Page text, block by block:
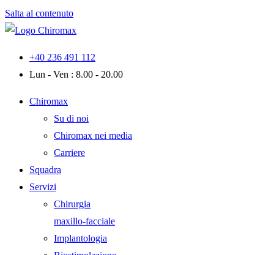
Salta al contenuto
+40 236 491 112
Lun - Ven : 8.00 - 20.00
Chiromax
Su di noi
Chiromax nei media
Carriere
Squadra
Servizi
Chirurgia
maxillo-facciale
Implantologia